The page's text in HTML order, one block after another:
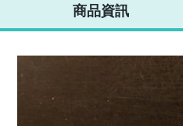
商品資訊